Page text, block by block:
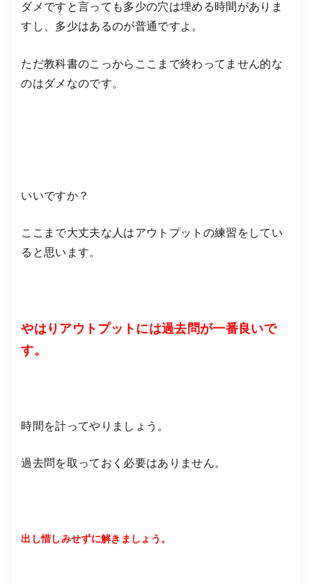
ダメですと言っても多少の穴は埋める時間がありま
すし、多少はあるのが普通ですよ。
ただ教科書のこっからここまで終わってません的な
のはダメなのです。
いいですか？
ここまで大丈夫な人はアウトプットの練習をしてい
ると思います。
やはりアウトプットには過去問が一番良いで
す。
時間を計ってやりましょう。
過去問を取っておく必要はありません。
出し惜しみせずに解きましょう。